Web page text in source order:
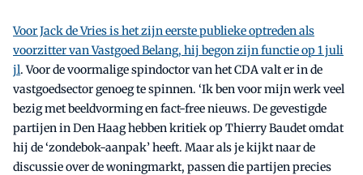
Voor Jack de Vries is het zijn eerste publieke optreden als
voorzitter van Vastgoed Belang, hij begon zijn functie op 1 juli
jl. Voor de voormalige spindoctor van het CDA valt er in de
vastgoedsector genoeg te spinnen. ‘Ik ben voor mijn werk veel
bezig met beeldvorming en fact-free nieuws. De gevestigde
partijen in Den Haag hebben kritiek op Thierry Baudet omdat
hij de ‘zondebok-aanpak’ heeft. Maar als je kijkt naar de
discussie over de woningmarkt, passen die partijen precies